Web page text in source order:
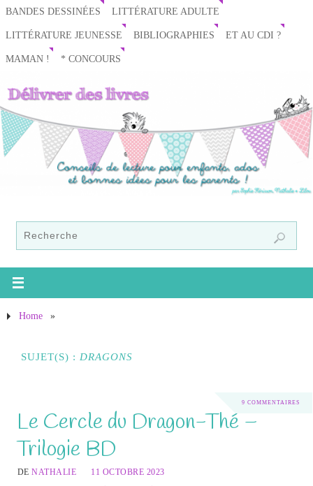
BANDES DESSINÉES LITTÉRATURE ADULTE
LITTÉRATURE JEUNESSE BIBLIOGRAPHIES ET AU CDI ?
MAMAN ! * CONCOURS
Home »
SUJET(S) : DRAGONS
9 COMMENTAIRES
Le Cercle du Dragon-Thé –
Trilogie BD
DENATHALIE
11 OCTOBRE 2023